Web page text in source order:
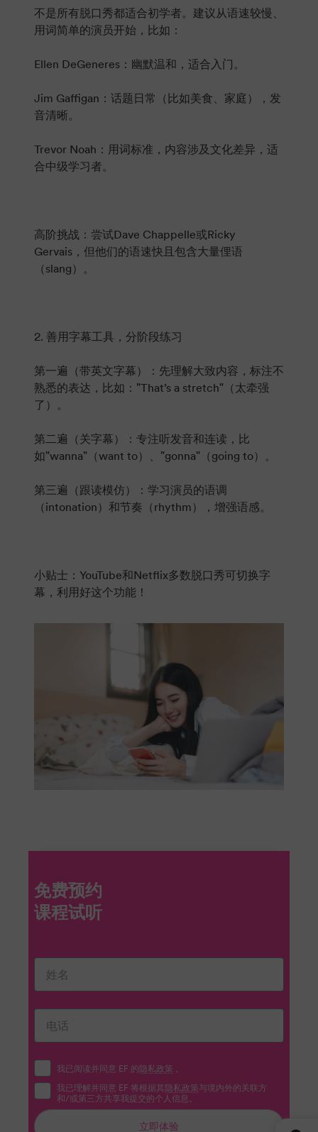
不是所有脱口秀都适合初学者。建议从语速较慢、
用词简单的演员开始，比如：
Ellen DeGeneres：幽默温和，适合入门。
Jim Gaffigan：话题日常（比如美食、家庭），发
音清晰。
Trevor Noah：用词标准，内容涉及文化差异，适
合中级学习者。
高阶挑战：尝试Dave Chappelle或Ricky
Gervais，但他们的语速快且包含大量俚语
（slang）。
2. 善用字幕工具，分阶段练习
第一遍（带英文字幕）：先理解大致内容，标注不
熟悉的表达，比如："That’s a stretch"（太牵强
了）。
第二遍（关字幕）：专注听发音和连读，比
如"wanna"（want to）、"gonna"（going to）。
第三遍（跟读模仿）：学习演员的语调
（intonation）和节奏（rhythm），增强语感。
小贴士：YouTube和Netflix多数脱口秀可切换字
幕，利用好这个功能！
免费预约
我已阅读并同意 EF 的隐私政策 。
我已理解并同意 EF 将根据其隐私政策与境内外的关联方
和/或第三方共享我提交的个人信息。
立即体验